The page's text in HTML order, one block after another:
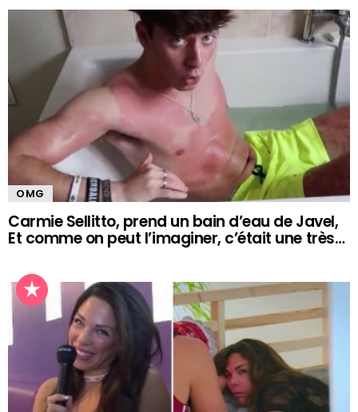
OMG
Carmie Sellitto, prend un bain d’eau de Javel,
Et comme on peut l’imaginer, c’était une très…